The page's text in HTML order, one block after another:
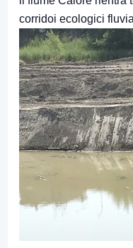
corridoi ecologici